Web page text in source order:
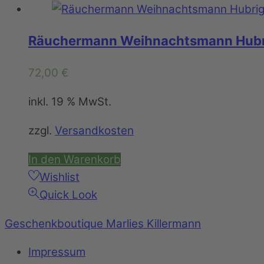
Räuchermann Weihnachtsmann
72,00 €
inkl. 19 % MwSt.
zzgl. Versandkosten
In den Warenkorb
Wishlist
Quick Look
Geschenkboutique Marlies Killermann
Impressum